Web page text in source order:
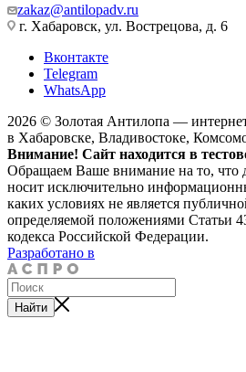
zakaz@antilopadv.ru
г. Хабаровск, ул. Вострецова, д. 6
Вконтакте
Telegram
WhatsApp
2026 © Золотая Антилопа —
в Хабаровске, Владивостоке,
Внимание! Сайт находится в
Обращаем Ваше внимание на то, что
носит исключительно
каких условиях не является
определяемой положениями Статьи
кодекса Российской Федерации.
Разработано в
Найти